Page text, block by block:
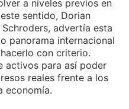
a niveles previos en
sentido, Dorian
advertía esta
panorama internacional
con criterio.
activos para así poder
reales frente a los
economía.